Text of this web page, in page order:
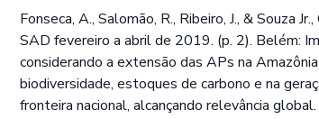
Fonseca, A., Salomão, R., Ribeiro, J., & Souza
SAD fevereiro a abril de 2019. (p. 2). Belém:
considerando a extensão das APs na
biodiversidade, estoques de carbono e na
fronteira nacional, alcançando relevância